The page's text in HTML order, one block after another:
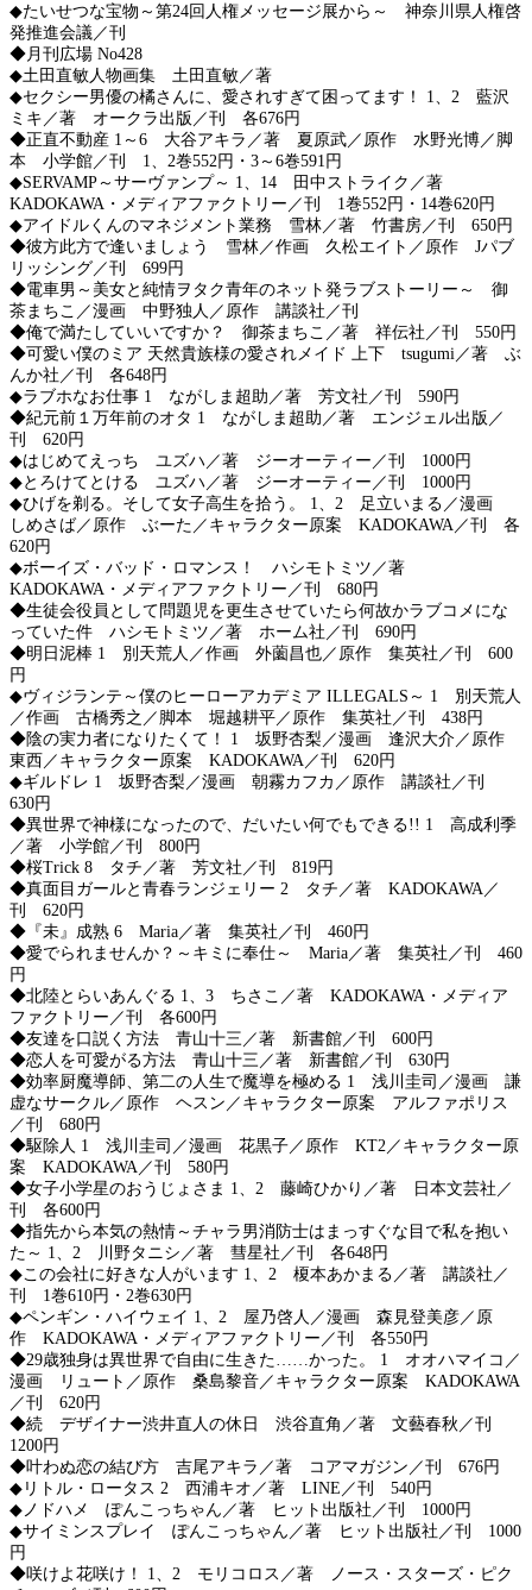
◆たいせつな宝物～第24回人権メッセージ展から～ 神奈川県人権啓
発推進会議／刊
◆月刊広場 No428
◆土田直敏人物画集 土田直敏／著
◆セクシー男優の橘さんに、愛されすぎて困ってます！ 1、2 藍沢
ミキ／著 オークラ出版／刊 各676円
◆正直不動産 1～6 大谷アキラ／著 夏原武／原作 水野光博／脚
本 小学館／刊 1、2巻552円・3～6巻591円
◆SERVAMP～サーヴァンプ～ 1、14 田中ストライク／著
KADOKAWA・メディアファクトリー／刊 1巻552円・14巻620円
◆アイドルくんのマネジメント業務 雪林／著 竹書房／刊 650円
◆彼方此方で逢いましょう 雪林／作画 久松エイト／原作 Jパブ
リッシング／刊 699円
◆電車男～美女と純情ヲタク青年のネット発ラブストーリー～ 御
茶まちこ／漫画 中野独人／原作 講談社／刊
◆俺で満たしていいですか？ 御茶まちこ／著 祥伝社／刊 550円
◆可愛い僕のミア 天然貴族様の愛されメイド 上下 tsugumi／著 ぶ
んか社／刊 各648円
◆ラブホなお仕事 1 ながしま超助／著 芳文社／刊 590円
◆紀元前１万年前のオタ 1 ながしま超助／著 エンジェル出版／
刊 620円
◆はじめてえっち ユズハ／著 ジーオーティー／刊 1000円
◆とろけてとける ユズハ／著 ジーオーティー／刊 1000円
◆ひげを剃る。そして女子高生を拾う。 1、2 足立いまる／漫画
しめさば／原作 ぶーた／キャラクター原案 KADOKAWA／刊 各
620円
◆ボーイズ・バッド・ロマンス！ ハシモトミツ／著
KADOKAWA・メディアファクトリー／刊 680円
◆生徒会役員として問題児を更生させていたら何故かラブコメにな
っていた件 ハシモトミツ／著 ホーム社／刊 690円
◆明日泥棒 1 別天荒人／作画 外薗昌也／原作 集英社／刊 600
円
◆ヴィジランテ～僕のヒーローアカデミア ILLEGALS～ 1 別天荒人
／作画 古橋秀之／脚本 堀越耕平／原作 集英社／刊 438円
◆陰の実力者になりたくて！ 1 坂野杏梨／漫画 逢沢大介／原作
東西／キャラクター原案 KADOKAWA／刊 620円
◆ギルドレ 1 坂野杏梨／漫画 朝霧カフカ／原作 講談社／刊
630円
◆異世界で神様になったので、だいたい何でもできる!! 1 高成利季
／著 小学館／刊 800円
◆桜Trick 8 タチ／著 芳文社／刊 819円
◆真面目ガールと青春ランジェリー 2 タチ／著 KADOKAWA／
刊 620円
◆『未』成熟 6 Maria／著 集英社／刊 460円
◆愛でられませんか？～キミに奉仕～ Maria／著 集英社／刊 460
円
◆北陸とらいあんぐる 1、3 ちさこ／著 KADOKAWA・メディア
ファクトリー／刊 各600円
◆友達を口説く方法 青山十三／著 新書館／刊 600円
◆恋人を可愛がる方法 青山十三／著 新書館／刊 630円
◆効率厨魔導師、第二の人生で魔導を極める 1 浅川圭司／漫画 謙
虚なサークル／原作 ヘスン／キャラクター原案 アルファポリス
／刊 680円
◆駆除人 1 浅川圭司／漫画 花黒子／原作 KT2／キャラクター原
案 KADOKAWA／刊 580円
◆女子小学星のおうじょさま 1、2 藤崎ひかり／著 日本文芸社／
刊 各600円
◆指先から本気の熱情～チャラ男消防士はまっすぐな目で私を抱い
た～ 1、2 川野タニシ／著 彗星社／刊 各648円
◆この会社に好きな人がいます 1、2 榎本あかまる／著 講談社／
刊 1巻610円・2巻630円
◆ペンギン・ハイウェイ 1、2 屋乃啓人／漫画 森見登美彦／原
作 KADOKAWA・メディアファクトリー／刊 各550円
◆29歳独身は異世界で自由に生きた……かった。 1 オオハマイコ／
漫画 リュート／原作 桑島黎音／キャラクター原案 KADOKAWA
／刊 620円
◆続 デザイナー渋井直人の休日 渋谷直角／著 文藝春秋／刊
1200円
◆叶わぬ恋の結び方 吉尾アキラ／著 コアマガジン／刊 676円
◆リトル・ロータス 2 西浦キオ／著 LINE／刊 540円
◆ノドハメ ぽんこっちゃん／著 ヒット出版社／刊 1000円
◆サイミンスプレイ ぽんこっちゃん／著 ヒット出版社／刊 1000
円
◆咲けよ花咲け！ 1、2 モリコロス／著 ノース・スターズ・ピク